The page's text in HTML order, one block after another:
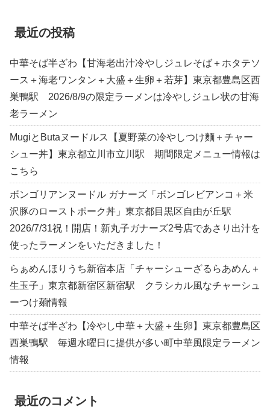
最近の投稿
中華そば半ざわ【甘海老出汁冷やしジュレそば＋ホタテソ
ース＋海老ワンタン＋大盛＋生卵＋若芽】東京都豊島区西
巣鴨駅 2026/8/9の限定ラーメンは冷やしジュレ状の甘海
老ラーメン
MugiとButaヌードルス【夏野菜の冷やしつけ麵＋チャー
シュー丼】東京都立川市立川駅 期間限定メニュー情報は
こちら
ボンゴリアンヌードル ガナーズ「ボンゴレビアンコ＋米
沢豚のローストポーク丼」東京都目黒区自由が丘駅
2026/7/31祝！開店！新丸子ガナーズ2号店であさり出汁を
使ったラーメンをいただきました！
らぁめんほりうち新宿本店「チャーシューざるらあめん＋
生玉子」東京都新宿区新宿駅 クラシカル風なチャーシュ
ーつけ麺情報
中華そば半ざわ【冷やし中華＋大盛＋生卵】東京都豊島区
西巣鴨駅 毎週水曜日に提供が多い町中華風限定ラーメン
情報
最近のコメント